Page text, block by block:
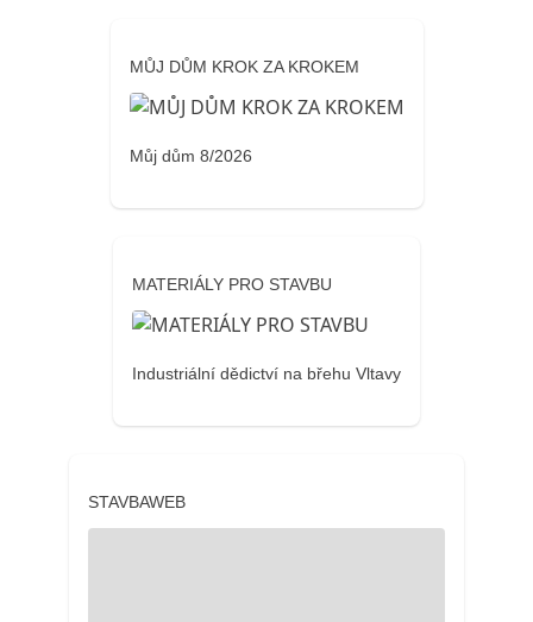
MŮJ DŮM KROK ZA KROKEM
Můj dům 8/2026
MATERIÁLY PRO STAVBU
Industriální dědictví na břehu Vltavy
STAVBAWEB